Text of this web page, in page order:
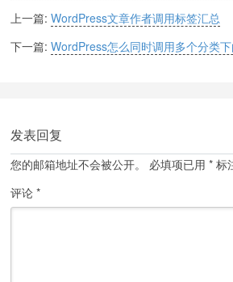
上一篇:WordPress文章作者调用标签汇总
下一篇:WordPress怎么同时调用多个分类
发表回复
您的邮箱地址不会被公开。 必填项已用* 标
评论*